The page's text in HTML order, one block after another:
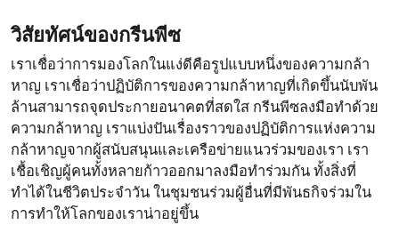
วิสัยทัศน์ของกรีนพีซ
เราเชื่อว่าการมองโลกในแง่ดีคือรูปแบบหนึ่งของความกล้า
หาญ เราเชื่อว่าปฏิบัติการของความกล้าหาญที่เกิดขึ้นนับพัน
ล้านสามารถจุดประกายอนาคตที่สดใส กรีนพีซลงมือทำด้วย
ความกล้าหาญ เราแบ่งปันเรื่องราวของปฏิบัติการแห่งความ
กล้าหาญจากผู้สนับสนุนและเครือข่ายแนวร่วมของเรา เรา
เชื้อเชิญผู้คนทั้งหลายก้าวออกมาลงมือทำร่วมกัน ทั้งสิ่งที่
ทำได้ในชีวิตประจำวัน ในชุมชนร่วมผู้อื่นที่มีพันธกิจร่วมใน
การทำให้โลกของเราน่าอยู่ขึ้น